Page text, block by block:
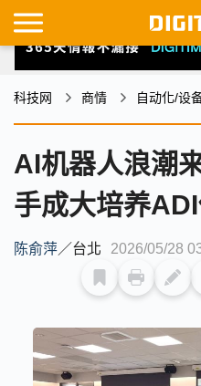
科技网 商情 自动化/设
AI机器人浪潮
手成大培养
陈俞萍／台北 2026/05/28